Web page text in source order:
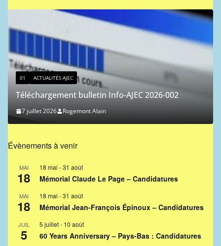
002
01 ACTUALITÉS AJEC
Classement ICCF des joueurs de l’AJEC
27 juin 2026
Évènements à venir
MAI
18
18 mai -31 août
Mémorial Claude Le Page – Candidatures
MAI
18
18 mai -31 août
Mémorial Jean-François Épinoux – Candidatures
JUIL
5
5 juillet- 10 août
60 Years Anniversary – Pays-Bas : Candidatures